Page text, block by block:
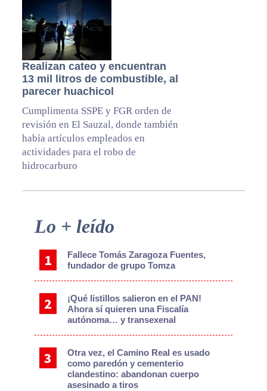
Realizan cateo y encuentran
13 mil litros de combustible, al
parecer huachicol
Cumplimenta SSPE y FGR orden de
revisión en El Sauzal, donde también
había artículos empleados en
actividades para el robo de
hidrocarburo
Primary
Lo + leído
Fallece Tomás Zaragoza Fuentes,
fundador de grupo Tomza
¡Qué listillos salieron en el PAN!
Ahora sí quieren una Fiscalía
autónoma… y transexenal
Otra vez, el Camino Real es usado
como paredón y cementerio
clandestino: abandonan cuerpo
asesinado a tiros